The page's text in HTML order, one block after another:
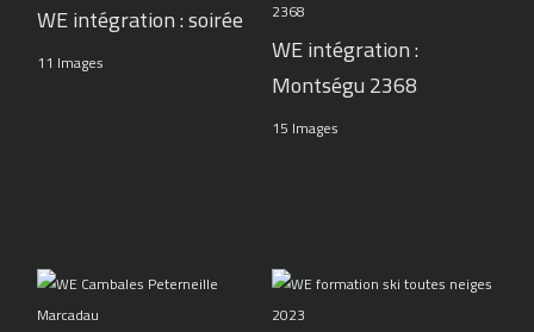
WE intégration : soirée
11 Images
WE intégration :
Montségu 2368
15 Images